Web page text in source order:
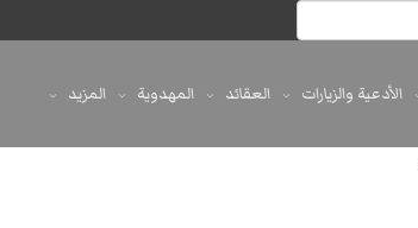
الأدعية والزيارات العقائد المهدوية المزيد